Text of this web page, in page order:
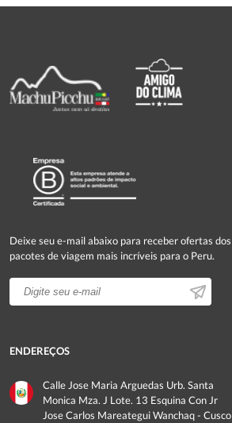
Deixe seu e-mail abaixo para receber ofertas dos
pacotes de viagem mais incríveis para o Peru.
ENDEREÇOS
Calle Jose Maria Arguedas Urb. Santa
Monica Mza. J Lote. 13 Esquina Con Jr
Jose Carlos Mareategui Wanchaq - Cusco